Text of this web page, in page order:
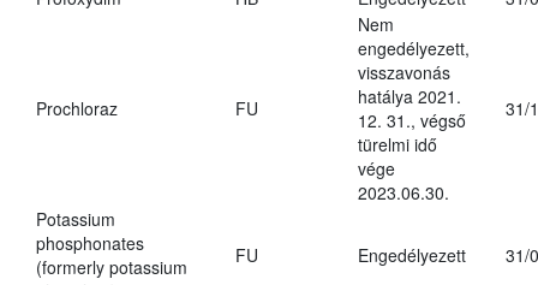
Prochloraz FU
Nem
engedélyezett,
visszavonás
hatálya 2021.
12. 31., végső
türelmi idő
vége
2023.06.30.
31/
Potassium
phosphonates
(formerly potassium
FU Engedélyezett 31/